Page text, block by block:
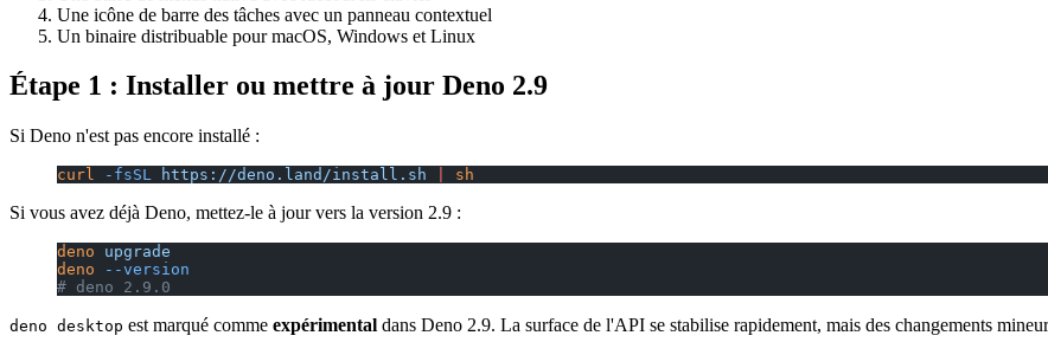
Une icône de barre des tâches avec un panneau contextuel
Un binaire distribuable pour macOS, Windows et Linux
Étape 1 : Installer ou mettre à jour Deno 2.9
Si Deno n'est pas encore installé :
curl -fsSL https://deno.land/install.sh sh
Si vous avez déjà Deno, mettez-le à jour vers la version 2.9 :
deno upgrade
deno --version
# deno 2.9.0
deno desktop est marqué comme expérimental dans Deno 2.9. La surface de l'API se stabilise rapidement, mais des changements